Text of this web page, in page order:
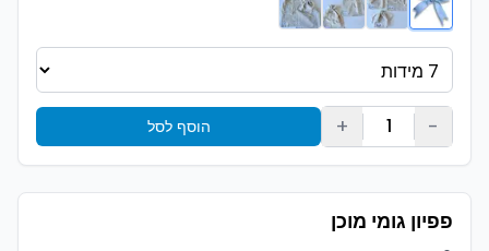
-
1
+ הוסף לסל
פפיון גומי מוכן